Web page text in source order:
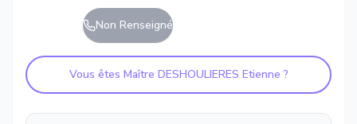
Non Renseigné
Vous êtes Maître DESHOULIERES Etienne ?